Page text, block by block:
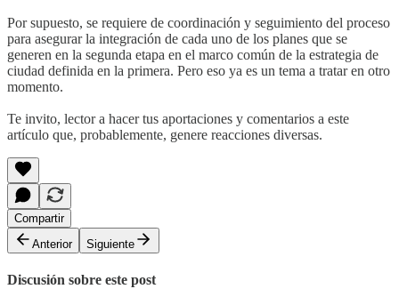
Por supuesto, se requiere de coordinación y seguimiento del proceso
para asegurar la integración de cada uno de los planes que se
generen en la segunda etapa en el marco común de la estrategia de
ciudad definida en la primera. Pero eso ya es un tema a tratar en otro
momento.
Te invito, lector a hacer tus aportaciones y comentarios a este
artículo que, probablemente, genere reacciones diversas.
Compartir
Anterior
Siguiente
Discusión sobre este post